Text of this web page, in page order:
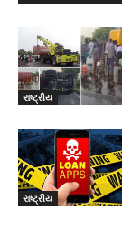
રાષ્ટ્રીય
રાષ્ટ્રીય